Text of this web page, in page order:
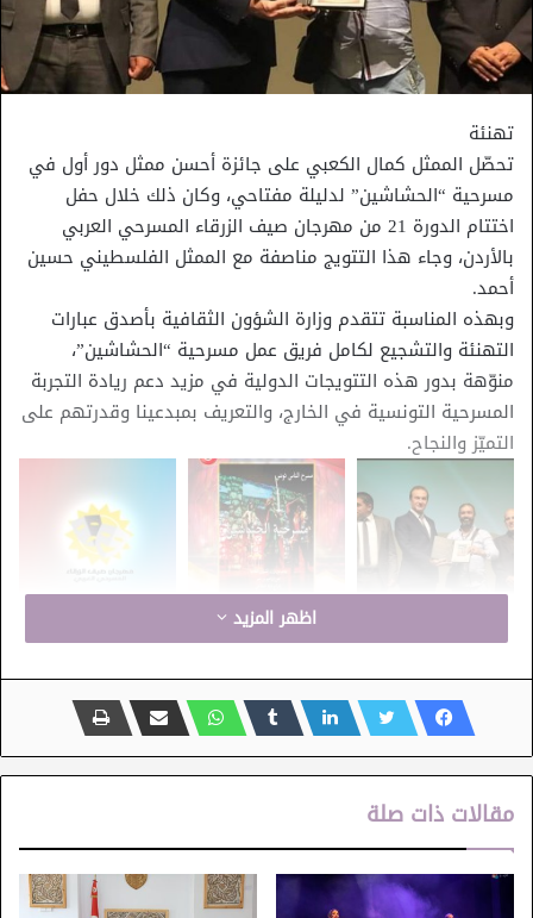
تهنئة
تحصّل الممثل كمال الكعبي على جائزة أحسن ممثل دور أول في
مسرحية “الحشاشين” لدليلة مفتاحي، وكان ذلك خلال حفل
اختتام الدورة 21 من مهرجان صيف الزرقاء المسرحي العربي
بالأردن، وجاء هذا التتويج مناصفة مع الممثل الفلسطيني حسين
أحمد.
وبهذه المناسبة تتقدم وزارة الشؤون الثقافية بأصدق عبارات
التهنئة والتشجيع لكامل فريق عمل مسرحية “الحشاشين”،
منوّهة بدور هذه التتويجات الدولية في مزيد دعم ريادة التجربة
المسرحية التونسية في الخارج، والتعريف بمبدعينا وقدرتهم على
التميّز والنجاح.
الأردن مهرجان صيف الزرقاء المسرحي العربي
اظهر المزيد
مقالات ذات صلة